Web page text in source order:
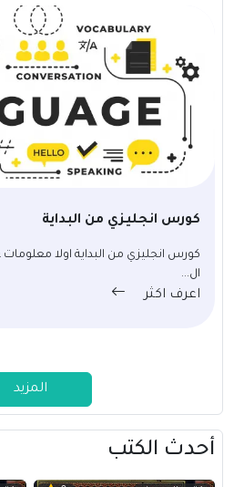
كورس انجليزي من البداية
كورس انجليزي من البداية اولا معلومات
ال...
اعرف اكثر
المزيد
أحدث الكتب